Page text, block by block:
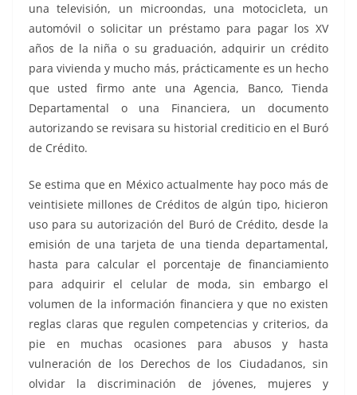
una televisión, un microondas, una motocicleta, un
automóvil o solicitar un préstamo para pagar los XV
años de la niña o su graduación, adquirir un crédito
para vivienda y mucho más, prácticamente es un hecho
que usted firmo ante una Agencia, Banco, Tienda
Departamental o una Financiera, un documento
autorizando se revisara su historial crediticio en el Buró
de Crédito.
Se estima que en México actualmente hay poco más de
veintisiete millones de Créditos de algún tipo, hicieron
uso para su autorización del Buró de Crédito, desde la
emisión de una tarjeta de una tienda departamental,
hasta para calcular el porcentaje de financiamiento
para adquirir el celular de moda, sin embargo el
volumen de la información financiera y que no existen
reglas claras que regulen competencias y criterios, da
pie en muchas ocasiones para abusos y hasta
vulneración de los Derechos de los Ciudadanos, sin
olvidar la discriminación de jóvenes, mujeres y